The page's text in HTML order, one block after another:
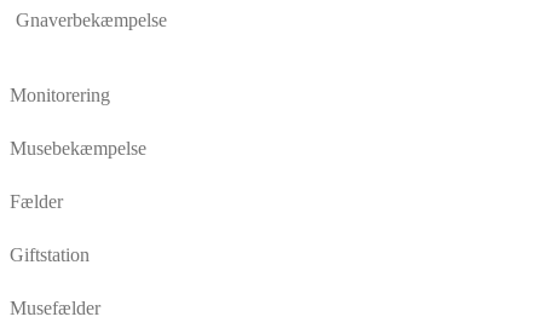
Gnaverbekæmpelse
Monitorering
Musebekæmpelse
Fælder
Giftstation
Musefælder